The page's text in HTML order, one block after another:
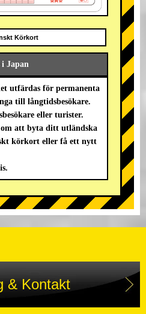
Körkort
Japan
utfärdas för permanenta
till långtidsbesökare.
eller turister.
att byta ditt utländska
körkort eller få ett nytt
& Kontakt